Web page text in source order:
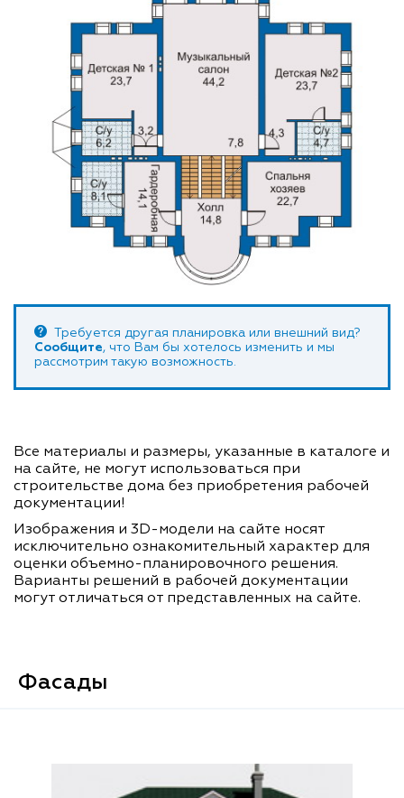
Требуется другая планировка или внешний вид?
Сообщите, что Вам бы хотелось изменить и мы
рассмотрим такую возможность.
Все материалы и размеры, указанные в каталоге и
на сайте, не могут использоваться при
строительстве дома без приобретения рабочей
документации!
Изображения и 3D-модели на сайте носят
исключительно ознакомительный характер для
оценки объемно-планировочного решения.
Варианты решений в рабочей документации
могут отличаться от представленных на сайте.
Фасады